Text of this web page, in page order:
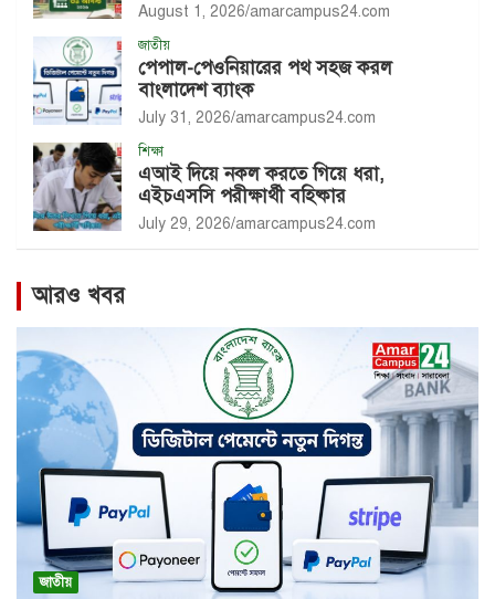
August 1, 2026 amarcampus24.com
জাতীয়
পেপাল-পেওনিয়ারের পথ সহজ করল
বাংলাদেশ ব্যাংক
July 31, 2026 amarcampus24.com
শিক্ষা
এআই দিয়ে নকল করতে গিয়ে ধরা,
এইচএসসি পরীক্ষার্থী বহিষ্কার
July 29, 2026 amarcampus24.com
আরও খবর
জাতীয়